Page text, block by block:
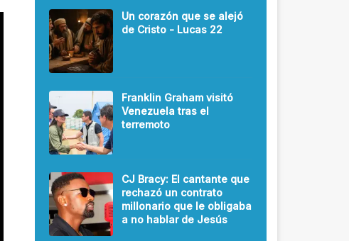
Un corazón que se alejó
de Cristo - Lucas 22
Franklin Graham visitó
Venezuela tras el
terremoto
CJ Bracy: El cantante que
rechazó un contrato
millonario que le obligaba
a no hablar de Jesús